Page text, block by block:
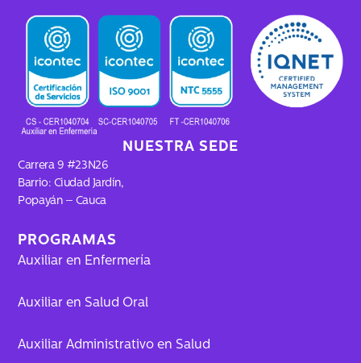
PROGRAMAS
Auxiliar en Enfermería
Auxiliar en Salud Oral
Auxiliar Administrativo en Salud
NUESTRA SEDE
Carrera 9 #23N26
Barrio: Ciudad Jardín,
Popayán – Cauca
b
o
o
k
a
a
o
k b
e